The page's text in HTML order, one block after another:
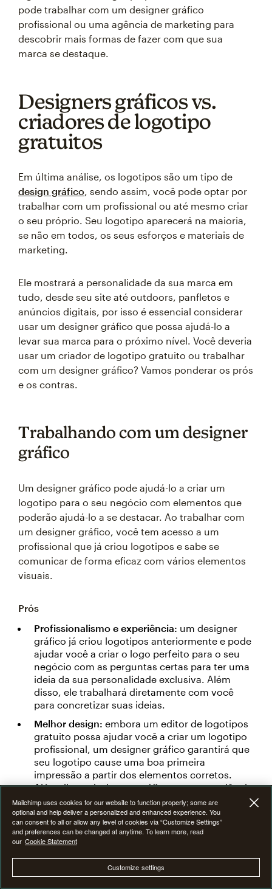
pode trabalhar com um designer gráfico
profissional ou uma agência de marketing para
descobrir mais formas de fazer com que sua
marca se destaque.
Designers gráficos vs.
criadores de logotipo
gratuitos
Em última análise, os logotipos são um tipo de
design gráfico, sendo assim, você pode optar por
trabalhar com um profissional ou até mesmo criar
o seu próprio. Seu logotipo aparecerá na maioria,
se não em todos, os seus esforços e materiais de
marketing.
Ele mostrará a personalidade da sua marca em
tudo, desde seu site até outdoors, panfletos e
anúncios digitais, por isso é essencial considerar
usar um designer gráfico que possa ajudá-lo a
levar sua marca para o próximo nível. Você deveria
usar um criador de logotipo gratuito ou trabalhar
com um designer gráfico? Vamos ponderar os prós
e os contras.
Trabalhando com um designer
gráfico
Um designer gráfico pode ajudá-lo a criar um
logotipo para o seu negócio com elementos que
poderão ajudá-lo a se destacar. Ao trabalhar com
um designer gráfico, você tem acesso a um
profissional que já criou logotipos e sabe se
comunicar de forma eficaz com vários elementos
visuais.
Prós
Profissionalismo e experiência: um designer
gráfico já criou logotipos anteriormente e pode
ajudar você a criar o logo perfeito para o seu
negócio com as perguntas certas para ter uma
ideia da sua personalidade exclusiva. Além
disso, ele trabalhará diretamente com você
para concretizar suas ideias.
Melhor design: embora um editor de logotipos
gratuito possa ajudar você a criar um logotipo
profissional, um designer gráfico garantirá que
seu logotipo cause uma boa primeira
impressão a partir dos elementos corretos.
Além disso, designers gráficos com experiência
em criar logotipos sabem o que funciona e o
que não funciona, especialmente no
marketing, o que pode ajudá-lo a criar um
logotipo mais profissional que atraia mais
Trabalho original:se você realmente deseja que
Mailchimp uses cookies for our website to function properly; some are
optional and help deliver a personalized and enhanced experience. You
can consent to all or allow any level of cookies via “Customize Settings”
and preferences can be changed at anytime. To learn more, read
our Cookie Statement
Customize settings